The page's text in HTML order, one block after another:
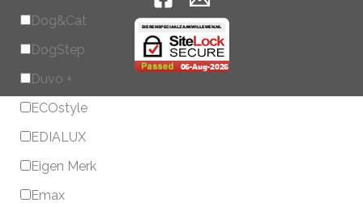
Dog&Cat
DogStep
Duvo +
ECOstyle
EDIALUX
Eigen Merk
Emax